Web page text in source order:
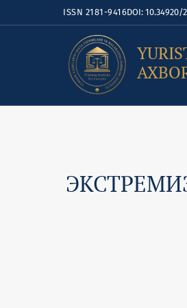
ISSN 2181-9416DOI: 10.34920/